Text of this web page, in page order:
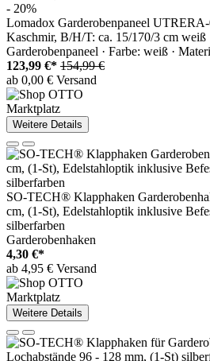
- 20%
Lomadox Garderobenpaneel
Kaschmir, B/H/T: ca. 15/170/3 cm weiß
Garderobenpaneel · Farbe: weiß ·
123,99 €* 154,99 €
ab 0,00 € Versand
Marktplatz
Weitere Details
SO-TECH® Klapphaken
cm, (1-St), Edelstahloptik inklusive
silberfarben
Garderobenhaken
4,30 €*
ab 4,95 € Versand
Marktplatz
Weitere Details